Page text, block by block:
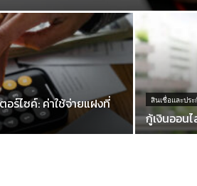
ร์ไซค์: ค่าใช้จ่ายแฝงที่
สินเชื่อและปร
กู้เงินออน